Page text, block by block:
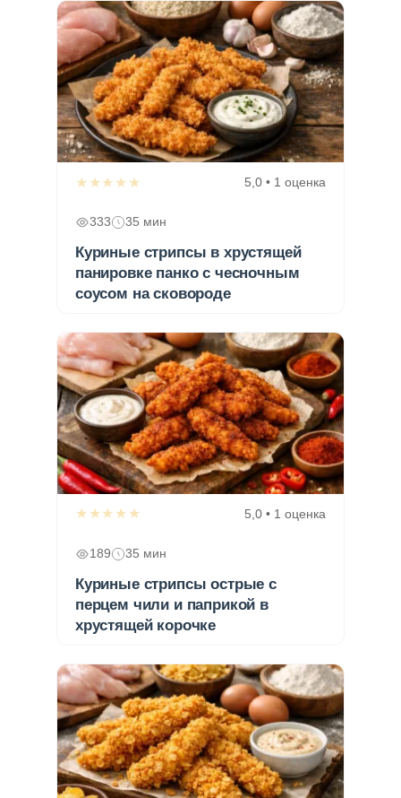
★★★★★ 5,0 • 1 оценка
333 35 мин
Куриные стрипсы в хрустящей
панировке панко с чесночным
соусом на сковороде
★★★★★ 5,0 • 1 оценка
189 35 мин
Куриные стрипсы острые с
перцем чили и паприкой в
хрустящей корочке